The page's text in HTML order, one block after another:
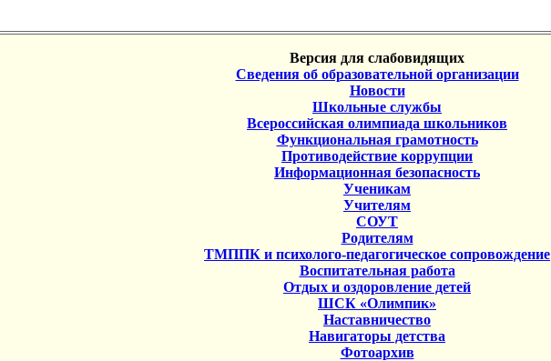
Версия для слабовидящих
Сведения об образовательной организации
Новости
Школьные службы
Всероссийская олимпиада школьников
Функциональная грамотность
Противодействие коррупции
Информационная безопасность
Ученикам
Учителям
СОУТ
Родителям
ТМППК и психолого-педагогическое сопровождение
Воспитательная работа
Отдых и оздоровление детей
ШСК «Олимпик»
Наставничество
Навигаторы детства
Фотоархив